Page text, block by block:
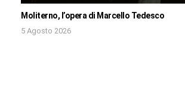
Moliterno, l’opera di Marcello Tedesco
5 Agosto 2026